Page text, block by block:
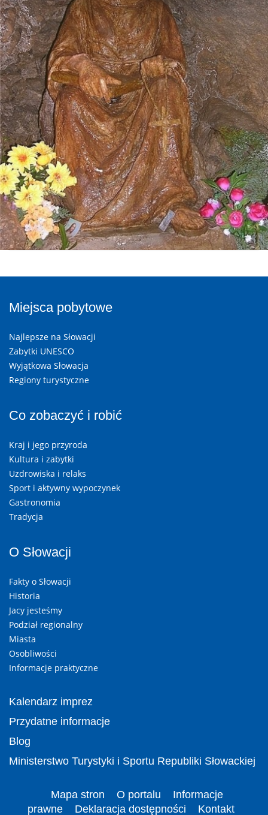
Miejsca pobytowe
Najlepsze na Słowacji
Zabytki UNESCO
Wyjątkowa Słowacja
Regiony turystyczne
Co zobaczyć i robić
Kraj i jego przyroda
Kultura i zabytki
Uzdrowiska i relaks
Sport i aktywny wypoczynek
Gastronomia
Tradycja
O Słowacji
Fakty o Słowacji
Historia
Jacy jesteśmy
Podział regionalny
Miasta
Osobliwości
Informacje praktyczne
Kalendarz imprez
Przydatne informacje
Blog
Ministerstwo Turystyki i Sportu Republiki Słowackiej
Mapa stron O portalu
Informacje
prawne
Deklaracja dostępności Kontakt